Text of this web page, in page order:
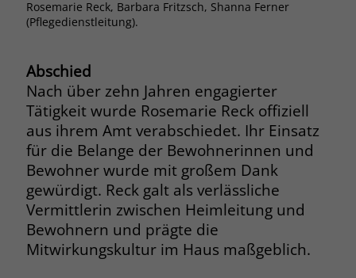
Rosemarie Reck, Barbara Fritzsch, Shanna Ferner
(Pflegedienstleitung).
Abschied
Nach über zehn Jahren engagierter
Tätigkeit wurde Rosemarie Reck offiziell
aus ihrem Amt verabschiedet. Ihr Einsatz
für die Belange der Bewohnerinnen und
Bewohner wurde mit großem Dank
gewürdigt. Reck galt als verlässliche
Vermittlerin zwischen Heimleitung und
Bewohnern und prägte die
Mitwirkungskultur im Haus maßgeblich.
Anbieter
Laufzeit Session
Zweck
Behält die Zustände des Benutzers bei
allen Seitenanfragen bei.
Name cookie_optin
Anbieter www.stiftung-liebenau.de
Browsers und die Einstellungen
exklusiv für diese Website zu speichern.
derselben Website durchgeführt
werden, mit derselben
Benutzerkennung verknüpft werden.
Name _clsk
Anbieter www.clarity.ms
Laufzeit 1 Jahr